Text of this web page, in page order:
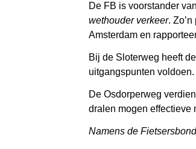
De FB is voorstander
wethouder verkeer.
Amsterdam en
Bij de Sloterweg heeft
uitgangspunten
De Osdorperweg
dralen mogen effectieve
Namens de